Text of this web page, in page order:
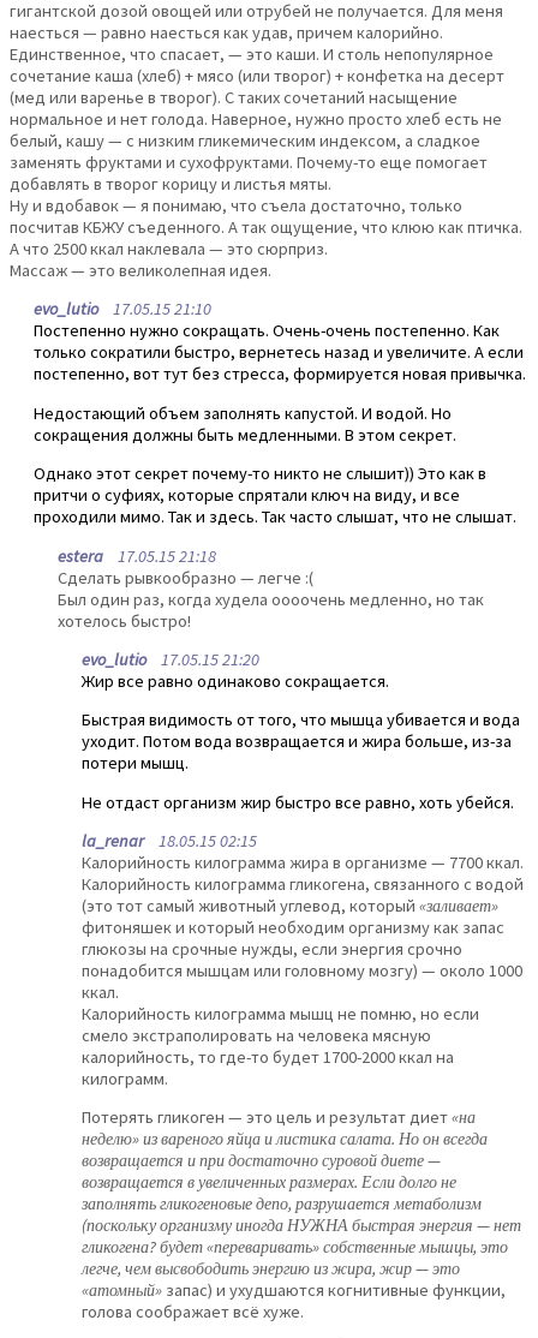
гигантской дозой овощей или отрубей не получается. Для меня
наесться — равно наесться как удав, причем калорийно.
Единственное, что спасает, — это каши. И столь непопулярное
сочетание каша (хлеб) + мясо (или творог) + конфетка на десерт
(мед или варенье в творог). С таких сочетаний насыщение
нормальное и нет голода. Наверное, нужно просто хлеб есть не
белый, кашу — с низким гликемическим индексом, а сладкое
заменять фруктами и сухофруктами. Почему-то еще помогает
добавлять в творог корицу и листья мяты.
Ну и вдобавок — я понимаю, что съела достаточно, только
посчитав КБЖУ съеденного. А так ощущение, что клюю как птичка.
А что 2500 ккал наклевала — это сюрприз.
Массаж — это великолепная идея.
evo_lutio17.05.15 21:10
Постепенно нужно сокращать. Очень-очень постепенно. Как
только сократили быстро, вернетесь назад и увеличите. А если
постепенно, вот тут без стресса, формируется новая привычка.
Недостающий объем заполнять капустой. И водой. Но
сокращения должны быть медленными. В этом секрет.
Однако этот секрет почему-то никто не слышит)) Это как в
притчи о суфиях, которые спрятали ключ на виду, и все
проходили мимо. Так и здесь. Так часто слышат, что не слышат.
estera 17.05.15 21:18
Сделать рывкообразно — легче :(
Был один раз, когда худела оооочень медленно, но так
хотелось быстро!
evo_lutio17.05.15 21:20
Жир все равно одинаково сокращается.
Быстрая видимость от того, что мышца убивается и вода
уходит. Потом вода возвращается и жира больше, из-за
потери мышц.
Не отдаст организм жир быстро все равно, хоть убейся.
la_renar18.05.15 02:15
Калорийность килограмма жира в организме — 7700 ккал.
Калорийность килограмма гликогена, связанного с водой
(это тот самый животный углевод, который «заливает»
фитоняшек и который необходим организму как запас
глюкозы на срочные нужды, если энергия срочно
понадобится мышцам или головному мозгу) — около 1000
ккал.
Калорийность килограмма мышц не помню, но если
смело экстраполировать на человека мясную
калорийность, то где-то будет 1700-2000 ккал на
килограмм.
Потерять гликоген — это цель и результат диет«на
неделю» из вареного яйца и листика салата. Но он всегда
возвращается и при достаточно суровой диете —
возвращается в увеличенных размерах. Если долго не
заполнять гликогеновые депо, разрушается метаболизм
(поскольку организму иногда НУЖНА быстрая энергия — нет
гликогена? будет «переваривать» собственные мышцы, это
легче, чем высвободить энергию из жира, жир — это
«атомный» запас) и ухудшаются когнитивные функции,
голова соображает всё хуже.